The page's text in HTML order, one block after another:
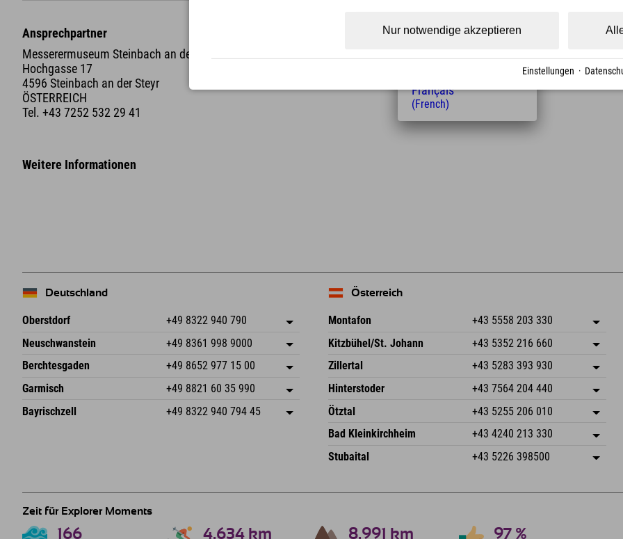
Ansprechpartner
Messerermuseum Steinbach an der Steyr
Hochgasse 17
4596 Steinbach an der Steyr
ÖSTERREICH
Tel. +43 7252 532 29 41
Entfernung vom Hotel
37.9 km 36 Min.
Weitere Informationen
Deutschland
Oberstdorf +49 8322 940 790
An der Breitach 3
Deutschland
Adresse speichern
Buchen
Neuschwanstein +49 8361 998 9000
An der Riese 45
87484 Nesselwang im Allgäu
Deutschland
Adresse speichern
Buchen
Berchtesgaden +49 8652 977 15 00
Hofreitstr. 7
Deutschland
Adresse speichern
Buchen
Garmisch +49 8821 60 35 990
Frickenstraße 22
82490 Farchant
Adresse speichern
Bayrischzell +49 8322 940 794 45
Österreich
Montafon +43 5558 203 330
Dorfstr. 127b
6793 Gaschurn/Montafon
Österreich
Adresse speichern
Buchen
Kitzbühel/St. Johann +43 5352 216 660
Speckbacherstraße 87
Österreich
Adresse speichern
Buchen
Zillertal +43 5283 393 930
Schmiedau 2
Österreich
Adresse speichern
Buchen
Hinterstoder +43 7564 204 440
Freizeitpark 10
Österreich
Adresse speichern
Buchen
Ötztal +43 5255 206 010
Gscheat 14
Österreich
Adresse speichern
Buchen
Bad Kleinkirchheim +43 4240 213 330
Dorfstraße 24
Adresse speichern
Mail senden
Stubaital +43 5226 398500
Zeit für Explorer Moments
166 4.634 km 8.991 km 97 %
Nur notwendige akzeptieren
Einstellungen ·
Magyar
Nederlands
Français
(French)